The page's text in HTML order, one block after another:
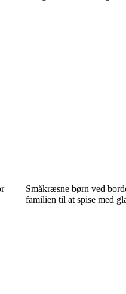
Småkræsne børn ved
familien til at spise med